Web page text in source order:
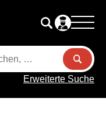
Erweiterte Suche